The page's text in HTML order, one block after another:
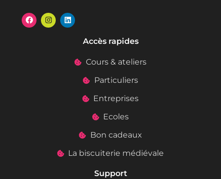
Accès rapides
Cours & ateliers
Particuliers
Entreprises
Ecoles
Bon cadeaux
La biscuiterie médiévale
Support